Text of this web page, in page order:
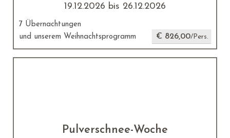
19.12.2026 bis 26.12.2026
7 Übernachtungen
und unserem Weihnachtsprogramm
€ 826,00/Pers.
Pulverschnee-Woche